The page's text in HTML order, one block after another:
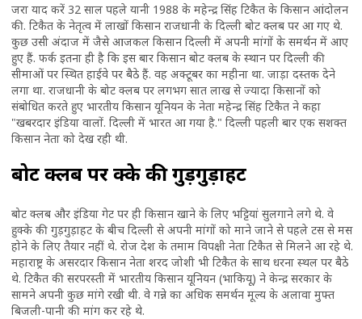
जरा याद करें 32 साल पहले यानी 1988 के महेन्द्र सिंह टिकैत के किसान आंदोलन
की. टिकैत के नेतृत्व में लाखों किसान राजधानी के दिल्ली बोट क्लब पर आ गए थे.
कुछ उसी अंदाज में जैसे आजकल किसान दिल्ली में अपनी मांगों के समर्थन में आए
हुए हैं. फर्क इतना ही है कि इस बार किसान बोट क्लब के स्थान पर दिल्ली की
सीमाओं पर स्थित हाईवे पर बैठे हैं. वह अक्टूबर का महीना था. जाड़ा दस्तक देने
लगा था. राजधानी के बोट क्लब पर लगभग सात लाख से ज्यादा किसानों को
संबोधित करते हुए भारतीय किसान यूनियन के नेता महेन्द्र सिंह टिकैत ने कहा
"खबरदार इंडिया वालों. दिल्ली में भारत आ गया है." दिल्ली पहली बार एक सशक्त
किसान नेता को देख रही थी.
बोट क्लब पर हुक्के की गुड़गुड़ाहट
बोट क्लब और इंडिया गेट पर ही किसान खाने के लिए भट्टियां सुलगाने लगे थे. वे
हुक्के की गुड़गुड़ाहट के बीच दिल्ली से अपनी मांगों को माने जाने से पहले टस से मस
होने के लिए तैयार नहीं थे. रोज देश के तमाम विपक्षी नेता टिकैत से मिलने आ रहे थे.
महाराष्ट्र के असरदार किसान नेता शरद जोशी भी टिकैत के साथ धरना स्थल पर बैठे
थे. टिकैत की सरपरस्ती में भारतीय किसान यूनियन (भाकियू) ने केन्द्र सरकार के
सामने अपनी कुछ मांगे रखी थी. वे गन्ने का अधिक समर्थन मूल्य के अलावा मुफ्त
बिजली-पानी की मांग कर रहे थे.